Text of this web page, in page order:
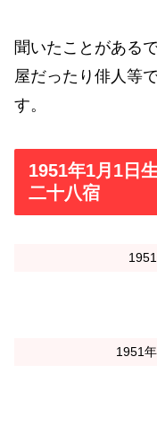
聞いたことがある
屋だったり俳人等
す。
1951年1月1日
二十八宿
1951